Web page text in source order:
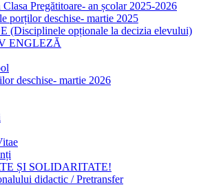
Pregătitoare- an școlar 2025-2026
porților deschise- martie 2025
(Disciplinele opționale la decizia elevului)
ENGLEZĂ
deschise- martie 2026
ȘI SOLIDARITATE!
didactic / Pretransfer